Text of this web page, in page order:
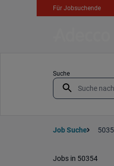
Für Jobsuchende
Suche
Job Suche
Jobs in 50354